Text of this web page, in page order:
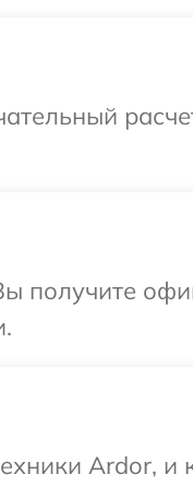
получите
Ardor, и